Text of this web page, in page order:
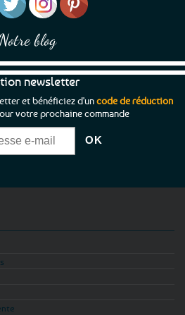
Notre blog
newsletter
et bénéficiez d'uncode de réduction
votre prochaine commande